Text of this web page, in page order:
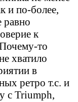
и по-более,
равно
к
то
хватило
в
ретро т.с. и
с Triumph,